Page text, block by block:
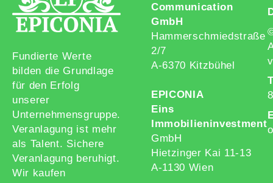
Fundierte Werte
bilden die Grundlage
für den Erfolg
unserer
Unternehmensgruppe.
Veranlagung ist mehr
als Talent. Sichere
Veranlagung beruhigt.
Wir kaufen
Communication
GmbH
Hammerschmiedstraße
2/7
A-6370 Kitzbühel
EPICONIA
Eins
Immobilieninvestment
GmbH
Hietzinger Kai 11-13
A-1130 Wien